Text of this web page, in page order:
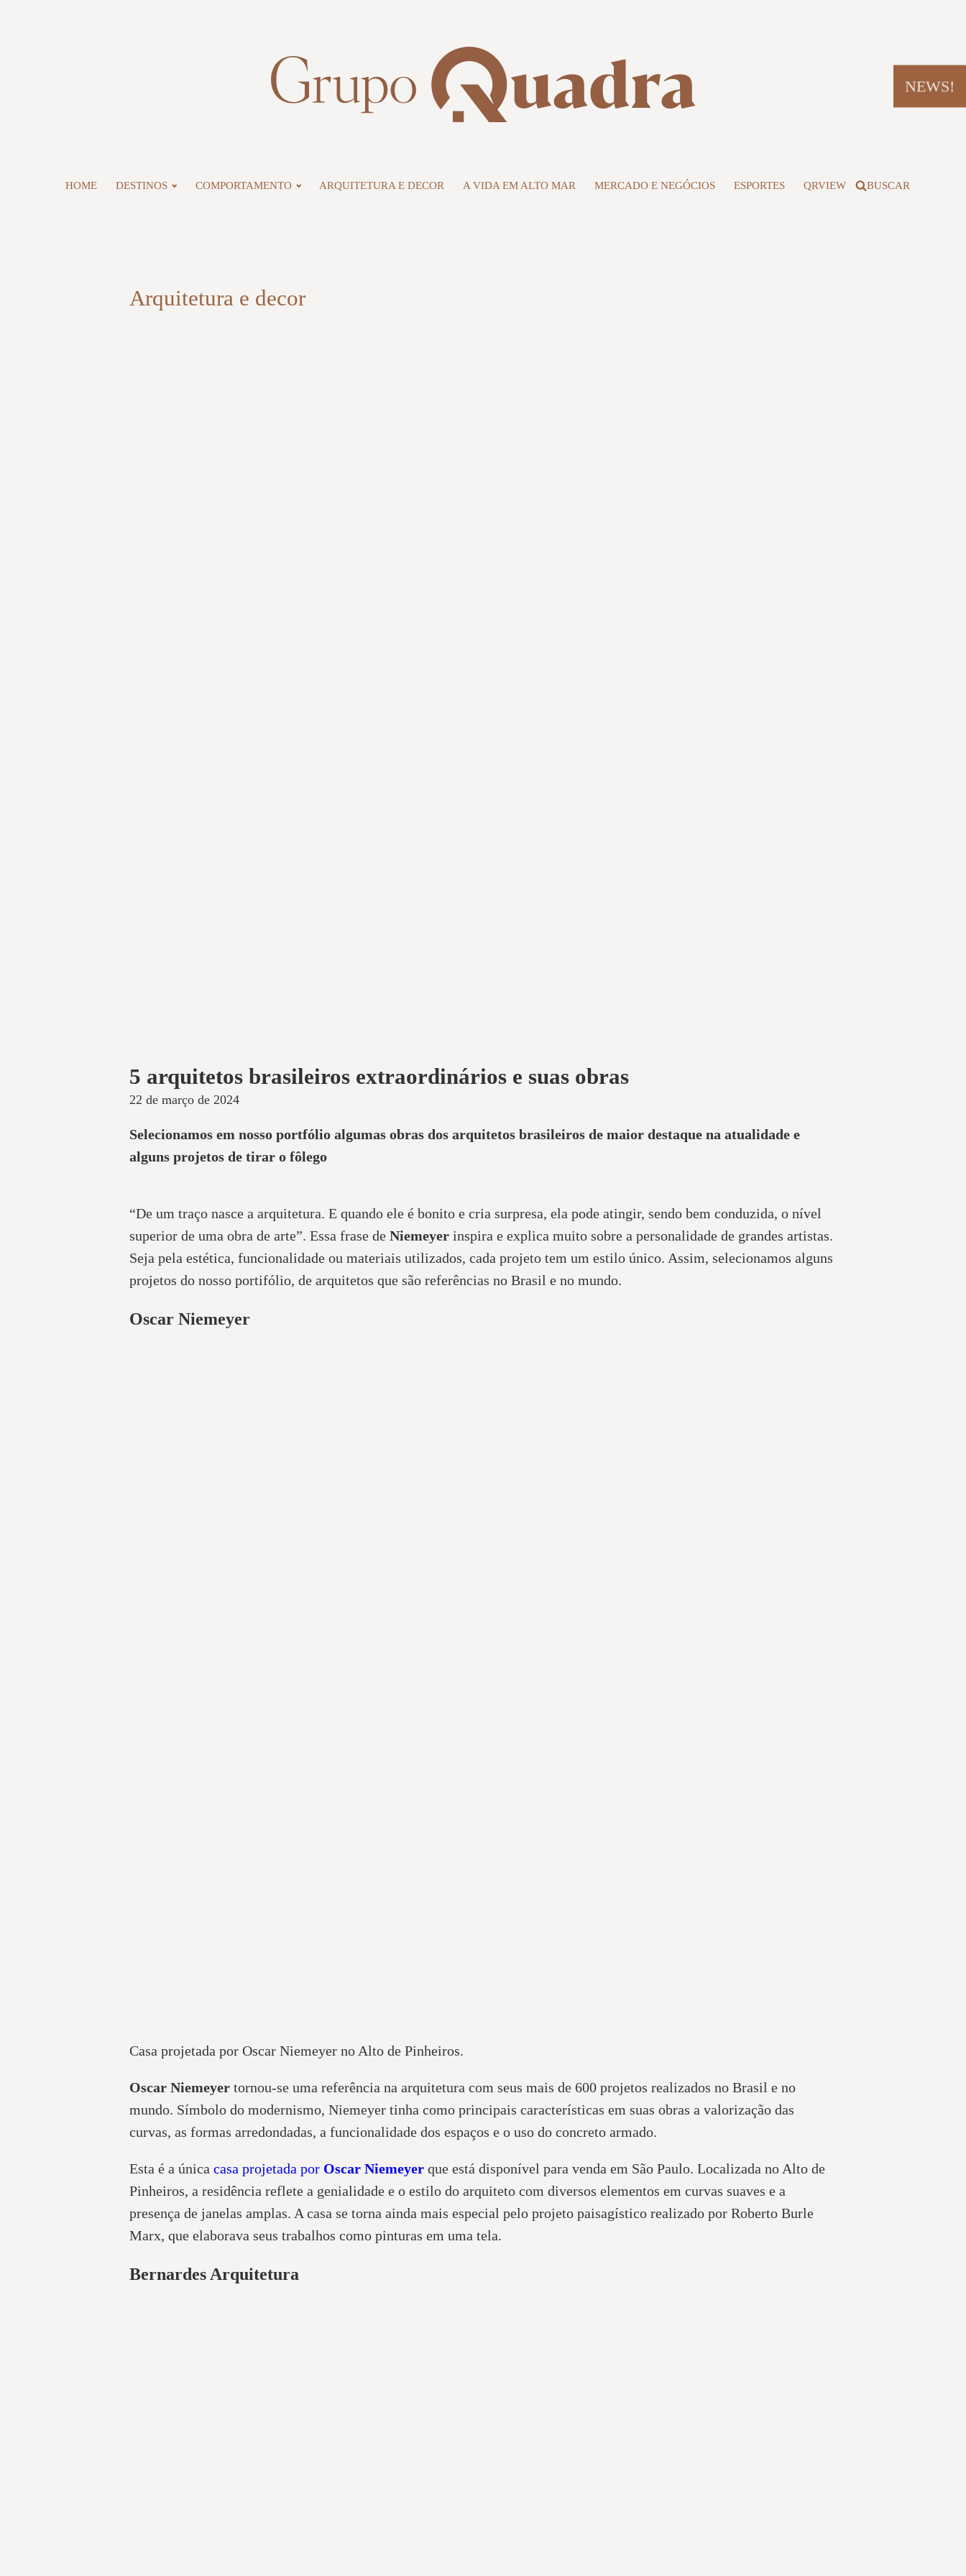
NEWS!
HOME DESTINOS COMPORTAMENTO ARQUITETURA E DECOR A VIDA EM ALTO MAR MERCADO E NEGÓCIOS ESPORTES QRVIEW BUSCAR
Arquitetura e decor
5 arquitetos brasileiros extraordinários e suas obras
22 de março de 2024
Selecionamos em nosso portfólio algumas obras dos arquitetos brasileiros de maior destaque na atualidade e
alguns projetos de tirar o fôlego
“De um traço nasce a arquitetura. E quando ele é bonito e cria surpresa, ela pode atingir, sendo bem conduzida, o nível
superior de uma obra de arte”. Essa frase de Niemeyer inspira e explica muito sobre a personalidade de grandes artistas.
Seja pela estética, funcionalidade ou materiais utilizados, cada projeto tem um estilo único. Assim, selecionamos alguns
projetos do nosso portifólio, de arquitetos que são referências no Brasil e no mundo.
Oscar Niemeyer
Casa projetada por Oscar Niemeyer no Alto de Pinheiros.
Oscar Niemeyer tornou-se uma referência na arquitetura com seus mais de 600 projetos realizados no Brasil e no
mundo. Símbolo do modernismo, Niemeyer tinha como principais características em suas obras a valorização das
curvas, as formas arredondadas, a funcionalidade dos espaços e o uso do concreto armado.
Esta é a única casa projetada por Oscar Niemeyer que está disponível para venda em São Paulo. Localizada no Alto de
Pinheiros, a residência reflete a genialidade e o estilo do arquiteto com diversos elementos em curvas suaves e a
presença de janelas amplas. A casa se torna ainda mais especial pelo projeto paisagístico realizado por Roberto Burle
Marx, que elaborava seus trabalhos como pinturas em uma tela.
Bernardes Arquitetura